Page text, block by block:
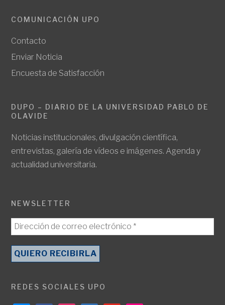
COMUNICACIÓN UPO
Contacto
Enviar Noticia
Encuesta de Satisfacción
DUPO – DIARIO DE LA UNIVERSIDAD PABLO DE
OLAVIDE
Noticias institucionales, divulgación científica,
entrevistas, galería de vídeos e imágenes. Agenda y
actualidad universitaria.
NEWSLETTER
REDES SOCIALES UPO